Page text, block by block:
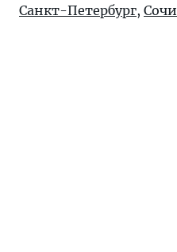
Санкт-Петербург, Сочи